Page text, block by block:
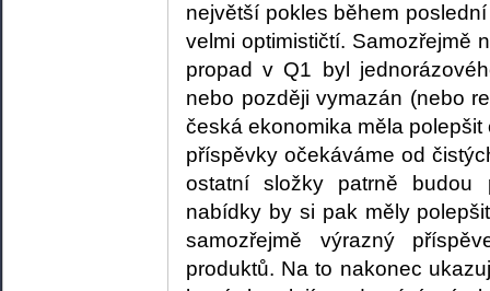
největší pokles během
velmi optimističtí. Samozřejmě
propad v Q1 byl
nebo později vymazán (nebo
česká ekonomika měla
příspěvky očekáváme od
ostatní složky patrně budou
nabídky by si pak měly
samozřejmě výrazný
produktů. Na to nakonec